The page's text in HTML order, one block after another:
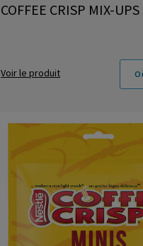
COFFEE CRISP MIX-UPS
Voir le produit